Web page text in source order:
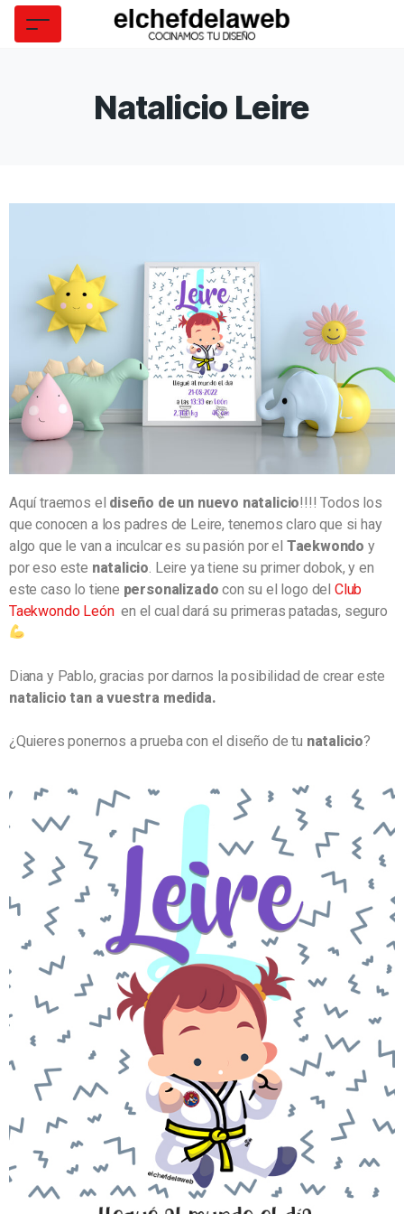
Natalicio Leire
Aquí traemos el diseño de un nuevo natalicio!!!! Todos los
que conocen a los padres de Leire, tenemos claro que si hay
algo que le van a inculcar es su pasión por el Taekwondo y
por eso este natalicio. Leire ya tiene su primer dobok, y en
este caso lo tiene personalizado con su el logo del Club
Taekwondo Leónen el cual dará su primeras patadas, seguro
Diana y Pablo, gracias por darnos la posibilidad de crear este
natalicio tan a vuestra medida.
¿Quieres ponernos a prueba con el diseño de tu natalicio?